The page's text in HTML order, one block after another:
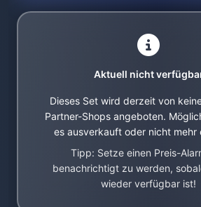
Aktuell nicht
Dieses Set wird derzeit von
Partner-Shops angeboten.
es ausverkauft oder nicht mehr
Tipp: Setze einen Preis-
benachrichtigt zu werden,
wieder verfügbar ist!